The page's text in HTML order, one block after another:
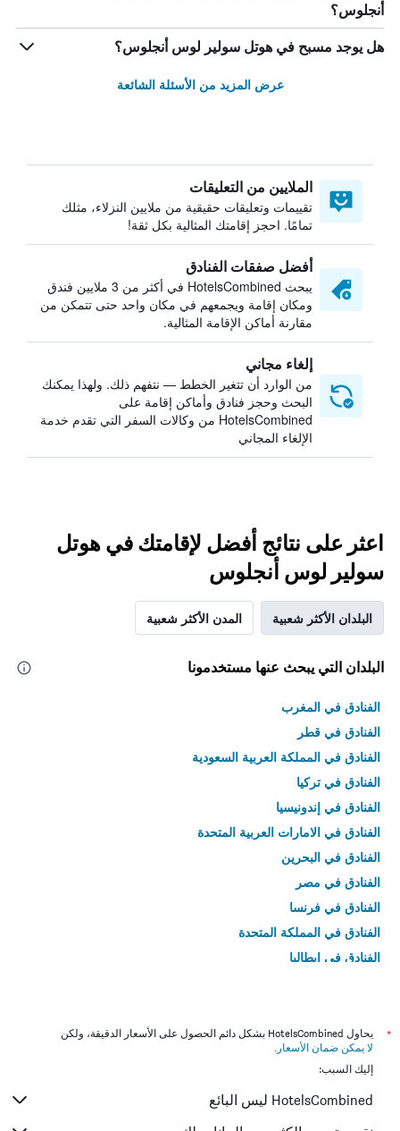
أنجلوس؟
هل يوجد مسبح في هوتل سولير لوس أنجلوس؟
عرض المزيد من الأسئلة الشائعة
الملايين من التعليقات
تقييمات وتعليقات حقيقية من ملايين النزلاء، مثلك
تمامًا. احجز إقامتك المثالية بكل ثقة!
أفضل صفقات الفنادق
يبحث HotelsCombined في أكثر من 3 ملايين فندق
ومكان إقامة ويجمعهم في مكان واحد حتى تتمكن من
مقارنة أماكن الإقامة المثالية.
إلغاء مجاني
من الوارد أن تتغير الخطط — نتفهم ذلك. ولهذا يمكنك
البحث وحجز فنادق وأماكن إقامة على
HotelsCombined من وكالات السفر التي تقدم خدمة
الإلغاء المجاني
اعثر على نتائج أفضل لإقامتك في هوتل
سولير لوس أنجلوس
البلدان الأكثر شعبية المدن الأكثر شعبية
البلدان التي يبحث عنها مستخدمونا
الفنادق في المغرب
الفنادق في قطر
الفنادق في المملكة العربية السعودية
الفنادق في تركيا
الفنادق في إندونيسيا
الفنادق في الامارات العربية المتحدة
الفنادق في البحرين
الفنادق في مصر
الفنادق في فرنسا
الفنادق في المملكة المتحدة
الفنادق في إيطاليا
*
يحاول HotelsCombined بشكل دائم الحصول على الأسعار الدقيقة، ولكن
لا يمكن ضمان الأسعار .
إليك السبب:
HotelsCombined ليس البائع